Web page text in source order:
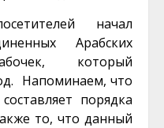
начал
Арабских
который
Напоминаем, что
порядка
то, что данный